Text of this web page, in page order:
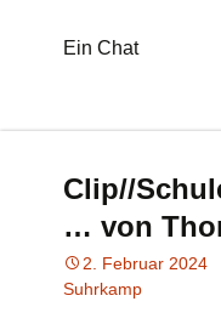
Ein Chat
Clip//
… von
2. Februar 2024
Suhrkamp